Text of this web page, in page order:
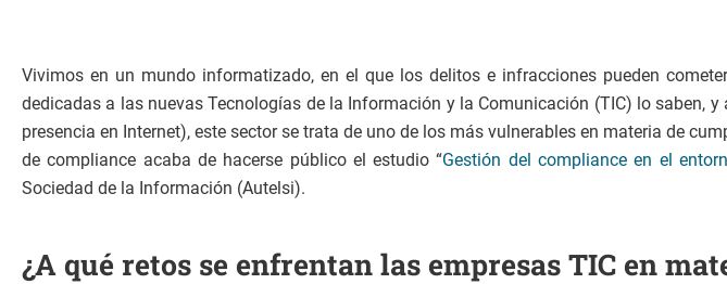
Vivimos en un mundo informatizado, en el que los delitos e infracciones pueden
dedicadas a las nuevas Tecnologías de la Información y la Comunicación (TIC) lo saben,
presencia en Internet), este sector se trata de uno de los más vulnerables en materia de
de compliance acaba de hacerse público el estudio “Gestión del compliance en el
Sociedad de la Información (Autelsi).
¿A qué retos se enfrentan las empresas TIC en